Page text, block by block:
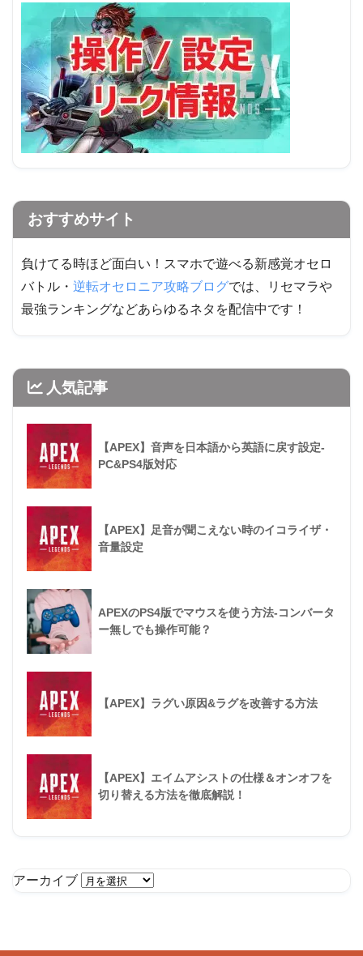
おすすめサイト
負けてる時ほど面白い！スマホで遊べる新感覚オセロ
バトル・ 逆転オセロニア攻略ブログでは、リセマラや
最強ランキングなどあらゆるネタを配信中です！
人気記事
【APEX】音声を日本語から英語に戻す設定-
PC&PS4版対応
【APEX】足音が聞こえない時のイコライザ・
音量設定
APEXのPS4版でマウスを使う方法-コンバータ
ー無しでも操作可能？
【APEX】ラグい原因&ラグを改善する方法
【APEX】エイムアシストの仕様＆オンオフを
切り替える方法を徹底解説！
アーカイブ